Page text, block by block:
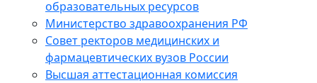
образовательных ресурсов
Министерство здравоохранения РФ
Совет ректоров медицинских и
фармацевтических вузов России
Высшая аттестационная комиссия